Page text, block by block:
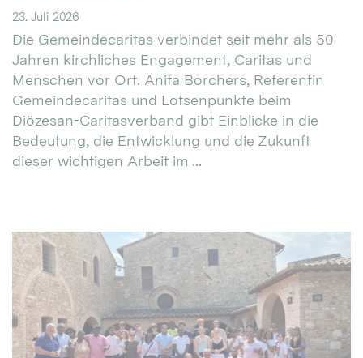
23. Juli 2026
Die Gemeindecaritas verbindet seit mehr als 50
Jahren kirchliches Engagement, Caritas und
Menschen vor Ort. Anita Borchers, Referentin
Gemeindecaritas und Lotsenpunkte beim
Diözesan-Caritasverband gibt Einblicke in die
Bedeutung, die Entwicklung und die Zukunft
dieser wichtigen Arbeit im ...